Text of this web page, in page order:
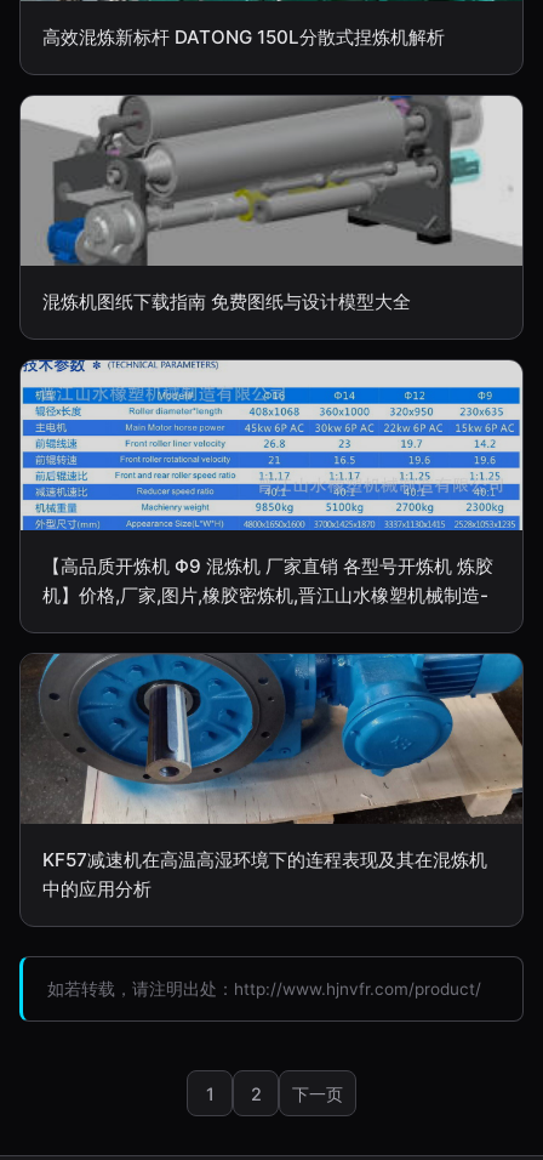
高效混炼新标杆 DATONG 150L分散式捏炼机解析
混炼机图纸下载指南 免费图纸与设计模型大全
【高品质开炼机 Φ9 混炼机 厂家直销 各型号开炼机 炼胶
机】价格,厂家,图片,橡胶密炼机,晋江山水橡塑机械制造-
KF57减速机在高温高湿环境下的连程表现及其在混炼机
中的应用分析
如若转载，请注明出处：http://www.hjnvfr.com/product/
1 2 下一页